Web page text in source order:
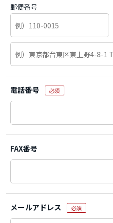
郵便番号
電話番号 必須
FAX番号
メールアドレス 必須